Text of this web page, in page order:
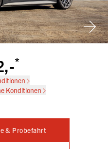
*
Konditionen
& Probefahrt